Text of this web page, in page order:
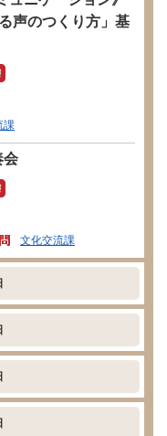
声のつくり方」基
課
会
文化交流課